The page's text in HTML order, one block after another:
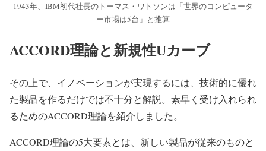
1943年、IBM初代社長のトーマス・ワトソンは「世界のコンピュータ
ー市場は5台」と推算
ACCORD理論と新規性Uカーブ
その上で、イノベーションが実現するには、技術的に優れ
た製品を作るだけでは不十分と解説。素早く受け入れられ
るためのACCORD理論を紹介しました。
ACCORD理論の5大要素とは、新しい製品が従来のものと